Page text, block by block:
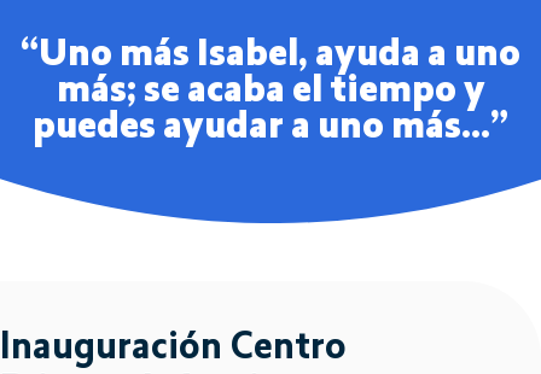
“Uno más Isabel, ayuda a uno
más; se acaba el tiempo y
puedes ayudar a uno más...”
Inauguración Centro